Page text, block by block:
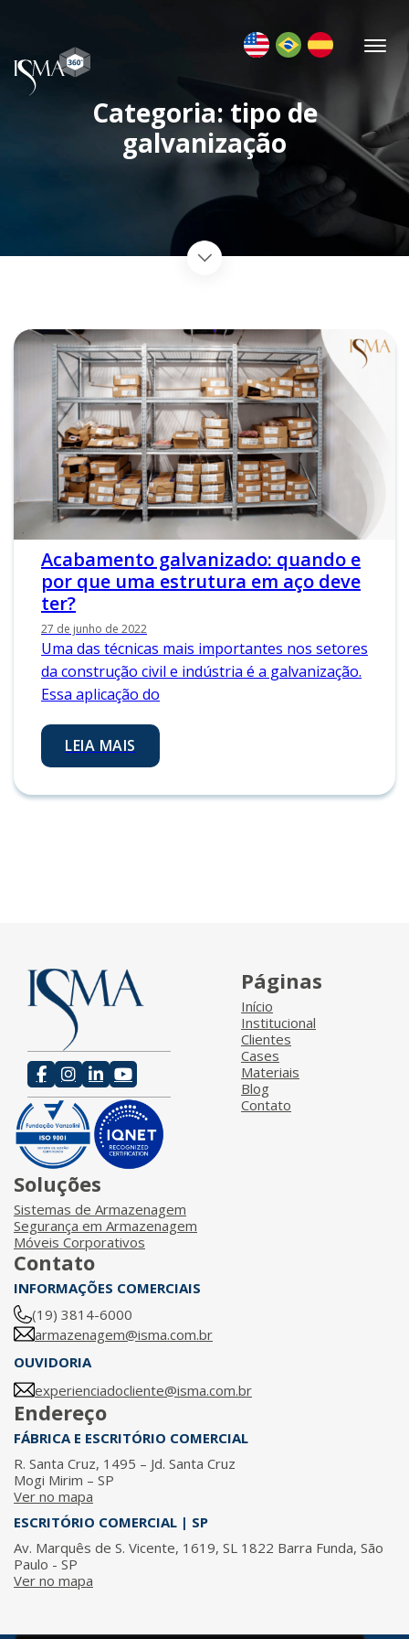
Categoria: tipo de
galvanização
Acabamento galvanizado: quando e
por que uma estrutura em aço deve
ter?
27 de junho de 2022
Uma das técnicas mais importantes nos setores
da construção civil e indústria é a galvanização.
Essa aplicação do
LEIA MAIS
Páginas
Início
Institucional
Clientes
Cases
Materiais
Blog
Contato
Soluções
Sistemas de Armazenagem
Segurança em Armazenagem
Móveis Corporativos
Contato
INFORMAÇÕES COMERCIAIS
(19) 3814-6000
armazenagem@isma.com.br
OUVIDORIA
experienciadocliente@isma.com.br
Endereço
FÁBRICA E ESCRITÓRIO COMERCIAL
R. Santa Cruz, 1495 – Jd. Santa Cruz
Mogi Mirim – SP
Ver no mapa
ESCRITÓRIO COMERCIAL | SP
Av. Marquês de S. Vicente, 1619, SL 1822 Barra Funda, São
Paulo - SP
Ver no mapa